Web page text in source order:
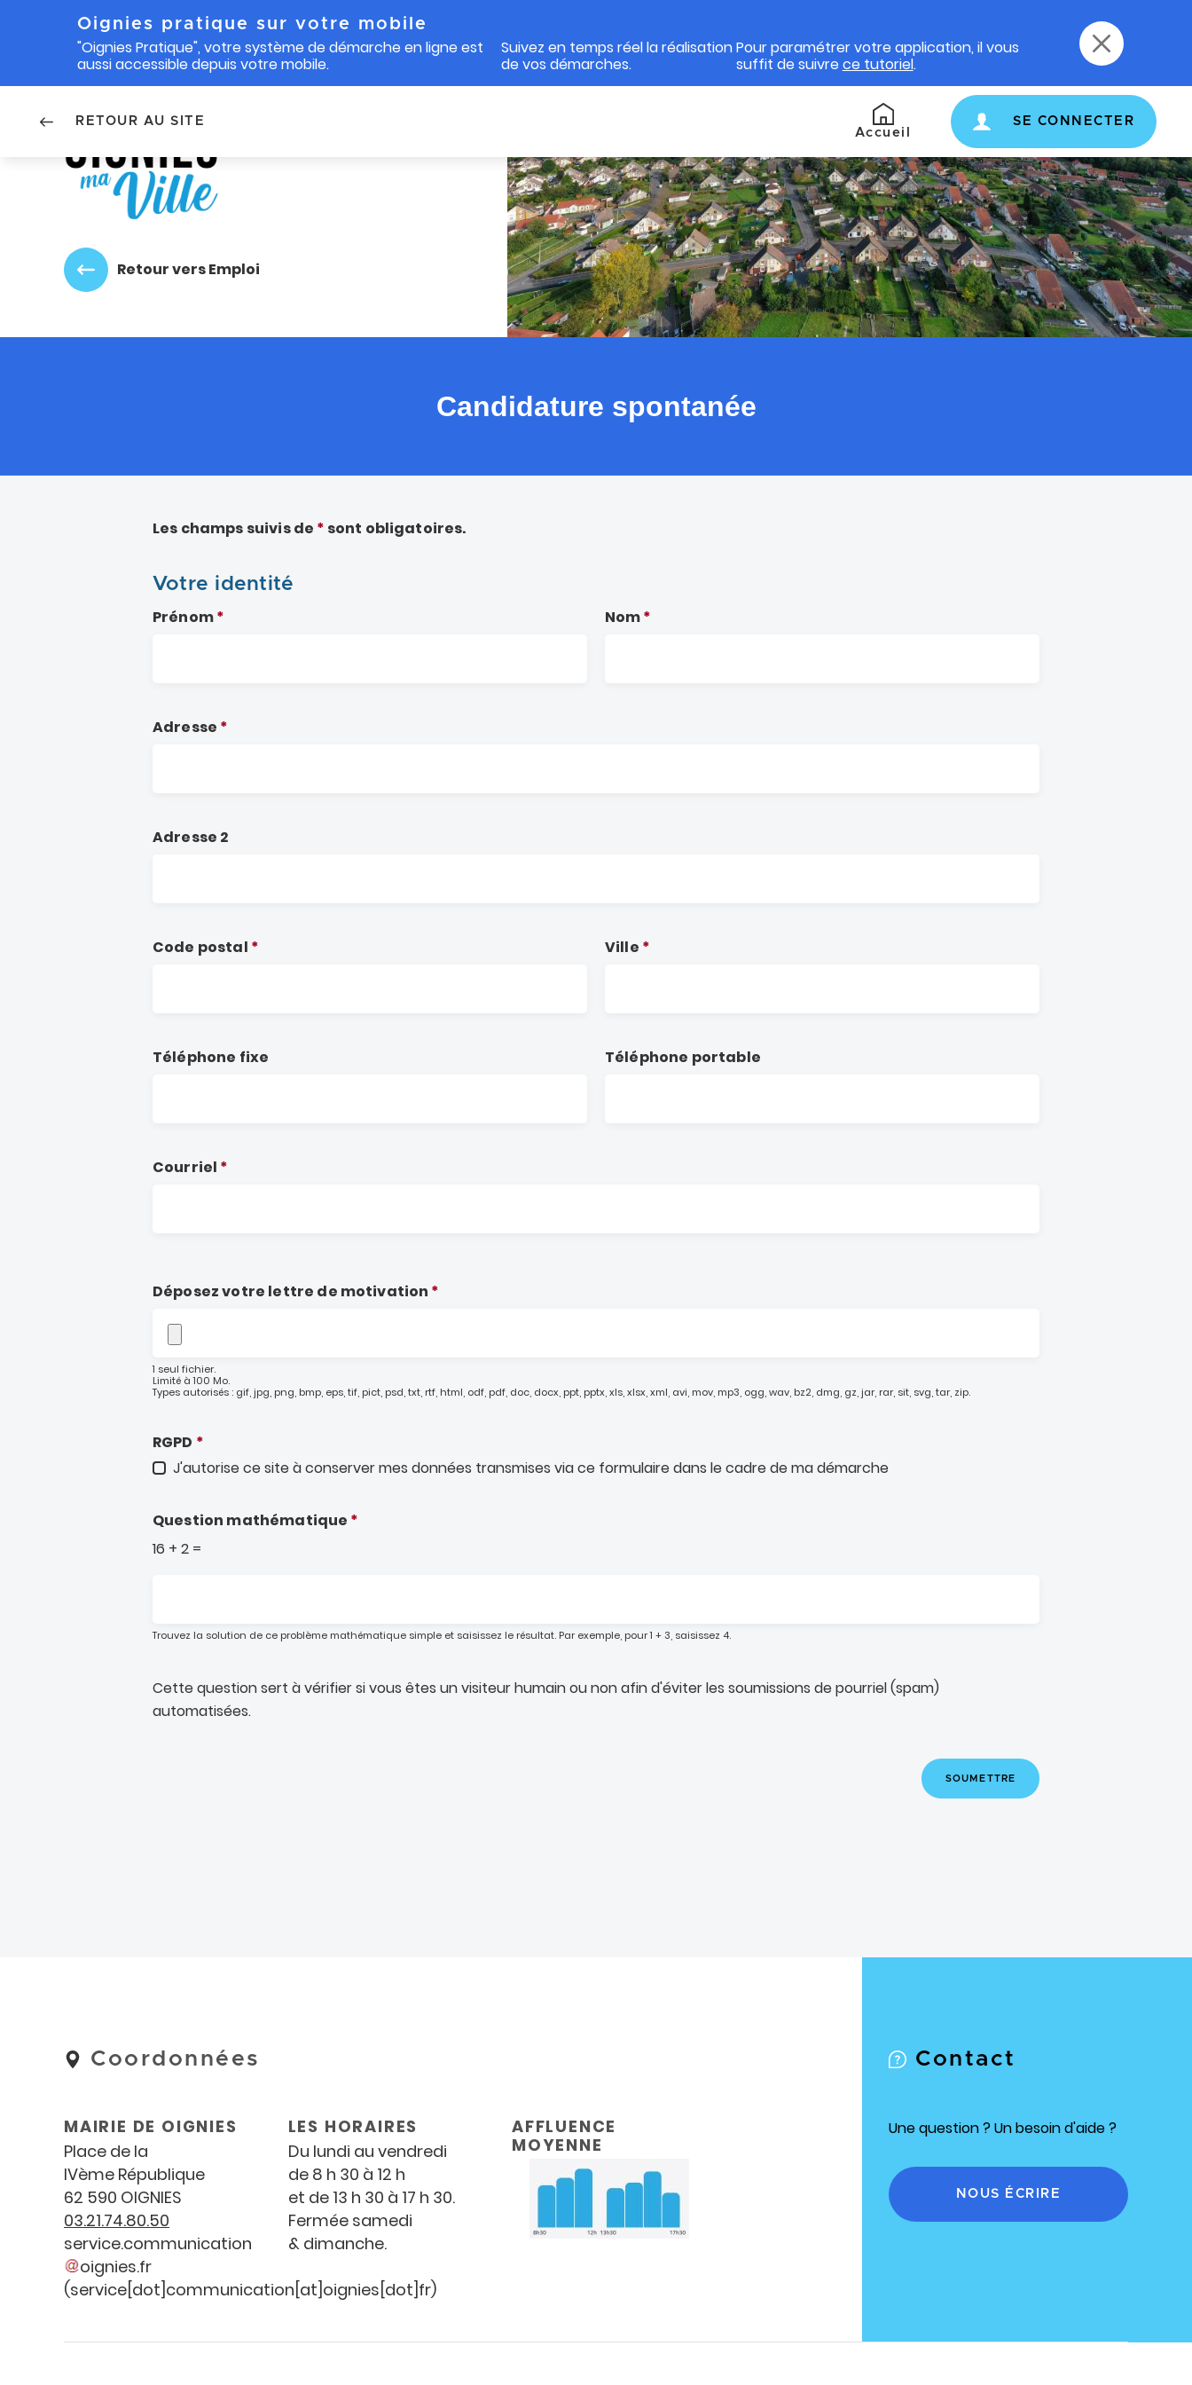
Oignies pratique sur votre mobile
"Oignies Pratique", votre système de démarche en ligne est
aussi accessible depuis votre mobile.
Suivez en temps réel la réalisation
de vos démarches.
Pour paramétrer votre application, il vous
suffit de suivrece tutoriel.
RETOUR AU SITE
AccueilRetour
l'accueil
SE CONNECTER
Retour vers Emploi
Candidature spontanée
Les champs suivis de * sont obligatoires.
Votre identité
Prénom
Nom
Adresse
Adresse 2
Code postal Ville
Téléphone fixe Téléphone portable
Courriel
Déposez votre lettre de motivation
1 seul fichier.
Limité à 100 Mo.
Types autorisés : gif, jpg, png, bmp, eps, tif, pict, psd, txt, rtf, html, odf, pdf, doc, docx, ppt, pptx, xls, xlsx, xml, avi, mov, mp3, ogg, wav, bz2, dmg, gz, jar, rar, sit, svg, tar, zip.
RGPD *
J'autorise ce site à conserver mes données transmises via ce formulaire dans le cadre de ma démarche
Question mathématique
16 + 2 =
Trouvez la solution de ce problème mathématique simple et saisissez le résultat. Par exemple, pour 1 + 3, saisissez 4.
Cette question sert à vérifier si vous êtes un visiteur humain ou non afin d'éviter les soumissions de pourriel (spam)
automatisées.
SOUMETTRE
Coordonnées
Coordonnées
horaires
MAIRIE DE OIGNIES
Place de la
IVème République
62 590 OIGNIES
03.21.74.80.50
service.communication
oignies.fr
(service[dot]communication[at]oignies[dot]fr)
LES HORAIRES
Du lundi au vendredi
de 8 h 30 à 12 h
et de 13 h 30 à 17 h 30.
Fermée samedi
& dimanche.
AFFLUENCE
MOYENNE
Contact
Une question ? Un besoin d'aide ?
NOUS ÉCRIRE